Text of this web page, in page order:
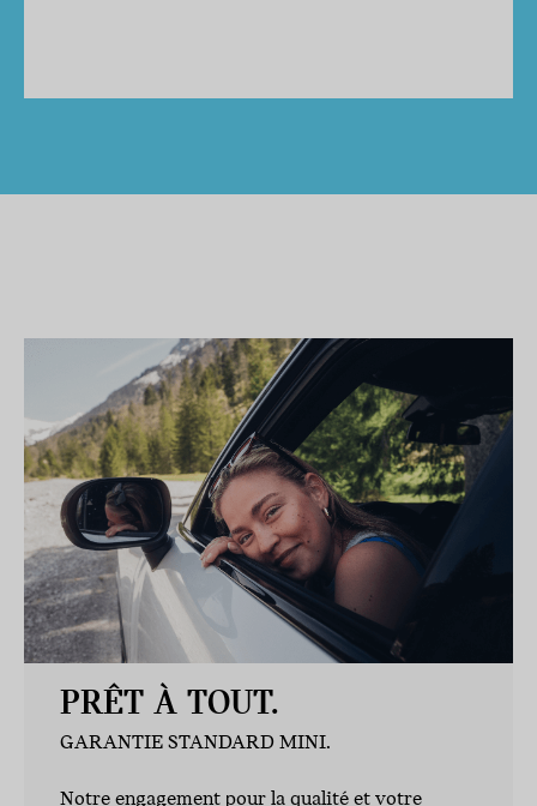
PRÊT À TOUT.
GARANTIE STANDARD MINI.
Notre engagement pour la qualité et votre